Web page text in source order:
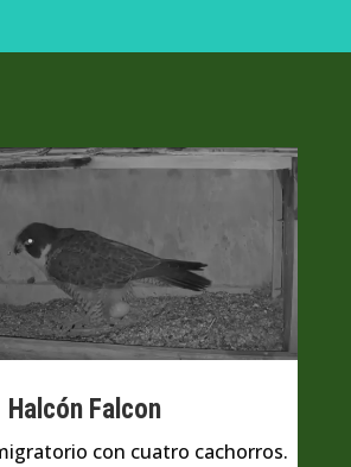
Halcón Falcon
con cuatro cachorros.